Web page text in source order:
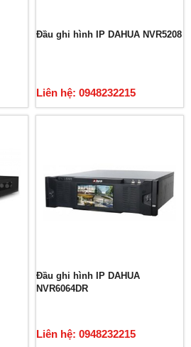
Đầu ghi hình IP DAHUA NVR5208
Liên hệ: 0948232215
Đầu ghi hình IP DAHUA
NVR6064DR
Liên hệ: 0948232215